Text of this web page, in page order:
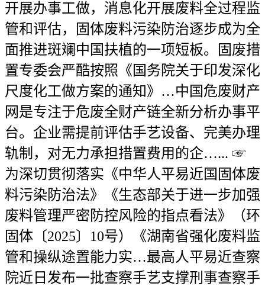
开展办事工做，消息化开展废料全过程监
管和评估，固体废料污染防治逐步成为全
面推进斑斓中国扶植的一项短板。固废措
置专委会严酷按照《国务院关于印发深化
尺度化工做方案的通知》…中国危废财产
网是专注于危废全财产链全新分析办事平
台。企业需提前评估手艺设备、完美办理
轨制，对无力承担措置费用的企…... ☞
为深切贯彻落实《中华人平易近国固体废
料污染防治法》《生态部关于进一步加强
废料管理严密防控风险的指点看法》（环
固体〔2025〕10号）《湖南省强化废料监
管和操纵途置能力实…最高人平易近查察
院近日发布一批查察手艺支撑刑事查察手